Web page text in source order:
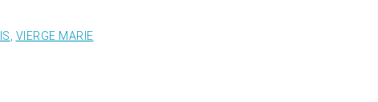
, VIERGE MARIE